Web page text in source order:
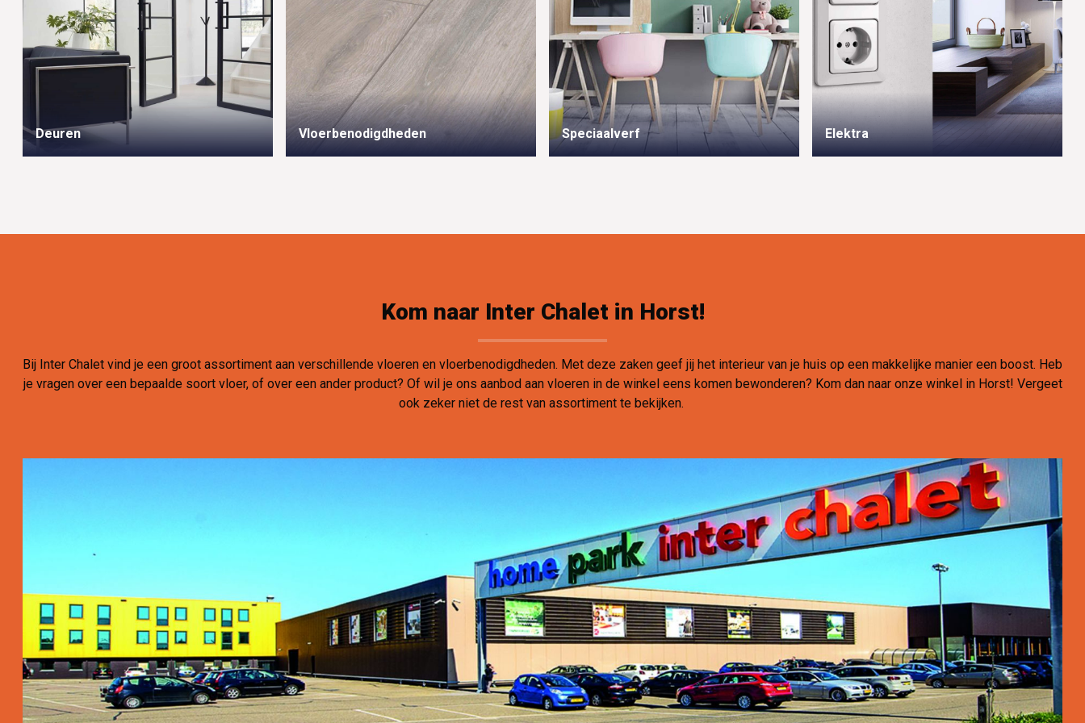
Deuren Vloerbenodigdheden Speciaalverf Elektra
Kom naar Inter Chalet in Horst!
Bij Inter Chalet vind je een groot assortiment aan verschillende vloeren en vloerbenodigdheden. Met deze zaken geef jij het interieur van je huis op een makkelijke manier een boost. Heb
je vragen over een bepaalde soort vloer, of over een ander product? Of wil je ons aanbod aan vloeren in de winkel eens komen bewonderen? Kom dan naar onze winkel in Horst! Vergeet
ook zeker niet de rest van assortiment te bekijken.